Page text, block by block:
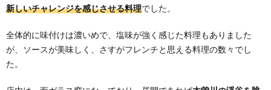
新しいチャレンジを感じさせる料理でした。
全体的に味付けは濃いめで、塩味が強く感じた料理もありました
が、ソースが美味しく、さすがフレンチと思える料理の数々でし
た。